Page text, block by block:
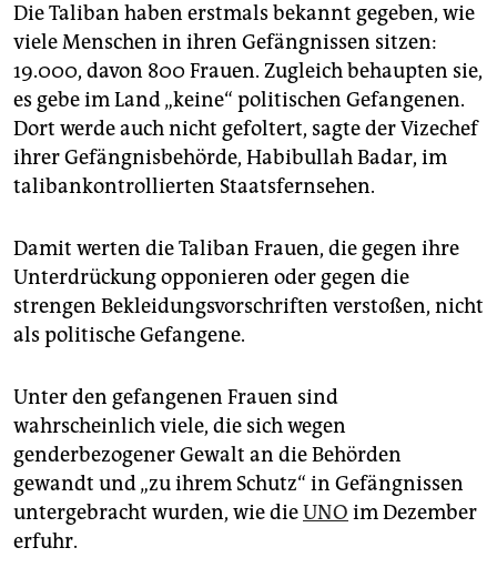
abo
genossenschaft
epaper login
Die Taliban haben erstmals bekannt gegeben, wie
viele Menschen in ihren Gefängnissen sitzen:
19.000, davon 800 Frauen. Zugleich behaupten sie,
es gebe im Land „keine“ politischen Gefangenen.
Dort werde auch nicht gefoltert, sagte der Vizechef
ihrer Gefängnisbehörde, Habibullah Badar, im
talibankontrollierten Staatsfernsehen.
Damit werten die Taliban Frauen, die gegen ihre
Unterdrückung opponieren oder gegen die
strengen Bekleidungsvorschriften verstoßen, nicht
als politische Gefangene.
Unter den gefangenen Frauen sind
wahrscheinlich viele, die sich wegen
genderbezogener Gewalt an die Behörden
gewandt und „zu ihrem Schutz“ in Gefängnissen
untergebracht wurden, wie dieUNO im Dezember
erfuhr.